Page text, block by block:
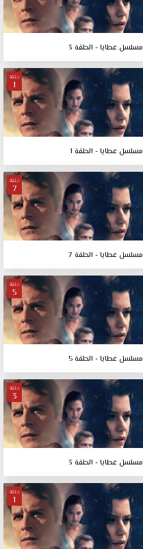
مسلسل عطايا - الحلقة 3
حلقة
1
مسلسل عطايا - الحلقة 1
حلقة
7
مسلسل عطايا - الحلقة 7
حلقة
5
مسلسل عطايا - الحلقة 5
حلقة
3
مسلسل عطايا - الحلقة 3
حلقة
1